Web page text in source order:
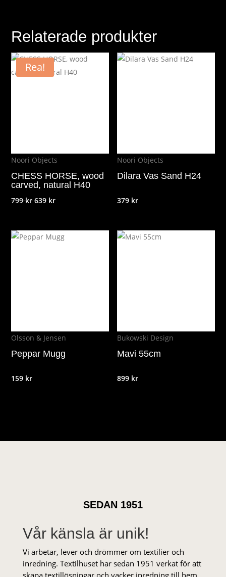
Relaterade produkter
Rea!
Noori Objects
CHESS HORSE, wood
carved, natural H40
799krDet
var:
639 krDet
är:
Noori Objects
Dilara Vas Sand H24
379 kr
Olsson & Jensen
Peppar Mugg
159 kr
Bukowski Design
Mavi 55cm
899 kr
SEDAN 1951
Vår känsla är unik!
Vi arbetar, lever och drömmer om textilier och
inredning. Textilhuset har sedan 1951 verkat för att
skapa textillösningar och vacker inredning till hem